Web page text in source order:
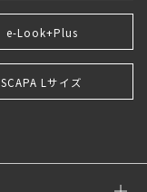
e-Look+Plus
SCAPA Lサイズ